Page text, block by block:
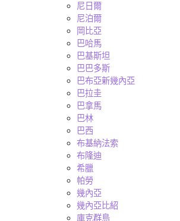
尼日爾
尼泊爾
岡比亞
巴哈馬
巴基斯坦
巴巴多斯
巴布亞新幾內亞
巴拉圭
巴拿馬
巴林
巴西
布基納法索
布隆迪
希臘
帕勞
幾內亞
幾內亞比紹
庫克群島